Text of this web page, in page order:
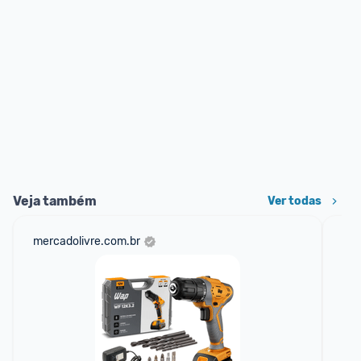
Veja também Ver todas
mercadolivre.com.br